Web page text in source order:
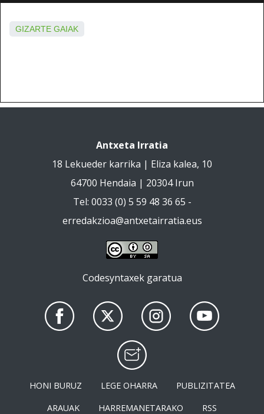
GIZARTE GAIAK
Antxeta Irratia
18 Lekueder karrika | Eliza kalea, 10
64700 Hendaia | 20304 Irun
Tel: 0033 (0) 5 59 48 36 65 -
erredakzioa@antxetairratia.eus
Codesyntaxek garatua
HONI BURUZ LEGE OHARRA
PUBLIZITATEA
ARAUAK
HARREMANETARAKO RSS